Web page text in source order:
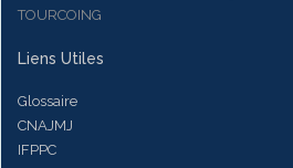
TOURCOING
Liens Utiles
Glossaire
CNAJMJ
IFPPC